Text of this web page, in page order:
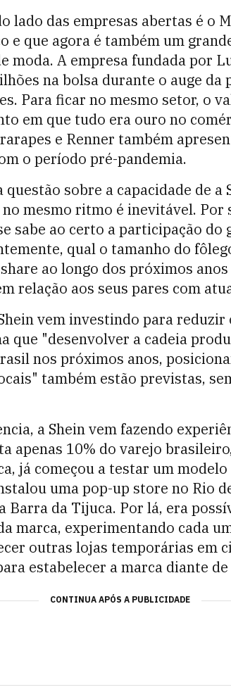
lado das empresas abertas é o
e que agora é também um
moda. A empresa fundada por
na bolsa durante o auge da
Para ficar no mesmo setor, o
em que tudo era ouro no
e Renner também
o período pré-pandemia.
sobre a capacidade de a
mesmo ritmo é inevitável. Por
sabe ao certo a participação do
qual o tamanho do
ao longo dos próximos
relação aos seus pares com
vem investindo para reduzir
que "desenvolver a cadeia
nos próximos anos,
também estão previstas,
a Shein vem fazendo
apenas 10% do varejo
já começou a testar um
uma pop-up store no Rio
Barra da Tijuca. Por lá, era
marca, experimentando cada
outras lojas temporárias em
estabelecer a marca diante
CONTINUA APÓS A PUBLICIDADE